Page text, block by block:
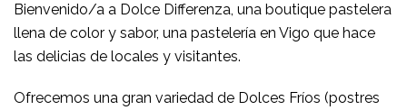
Bienvenido/a a Dolce Differenza, una boutique pastelera
llena de color y sabor, una pastelería en Vigo que hace
las delicias de locales y visitantes.
Ofrecemos una gran variedad de Dolces Fríos (postres